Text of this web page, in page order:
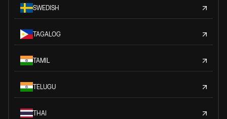
SWEDISH
TAGALOG
TAMIL
TELUGU
THAI